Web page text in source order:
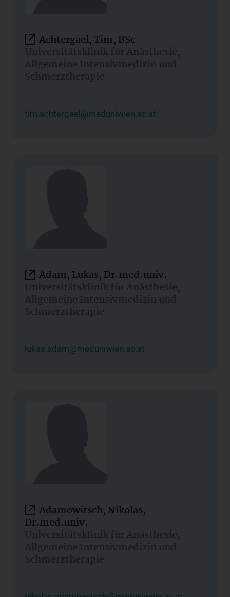
Achtergael, Tim, BSc
Universitätsklinik für Anästhesie,
Allgemeine Intensivmedizin und
Schmerztherapie
tim.achtergael@meduniwien.ac.at
Adam, Lukas, Dr.med.univ.
Universitätsklinik für Anästhesie,
Allgemeine Intensivmedizin und
Schmerztherapie
lukas.adam@meduniwien.ac.at
Adamowitsch, Nikolas,
Dr.med.univ.
Universitätsklinik für Anästhesie,
Allgemeine Intensivmedizin und
Schmerztherapie